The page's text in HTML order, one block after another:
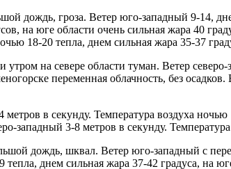
дождь, гроза. Ветер юго-западный 9-14,
на юге области очень сильная жара 40
18-20 тепла, днем сильная жара 35-37
на севере области туман. Ветер
переменная облачность, без
в секунду. Температура воздуха
западный 3-8 метров в секунду.
дождь, шквал. Ветер юго-западный с
днем сильная жара 37-42 градуса, на